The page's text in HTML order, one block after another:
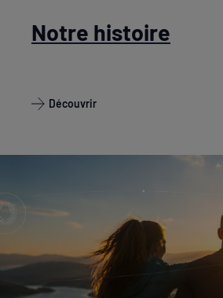
Notre histoire
Découvrir